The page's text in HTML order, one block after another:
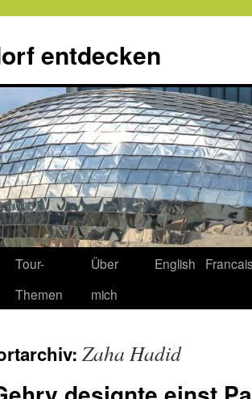
entdecken
Tour-
Themen
Über
mich
English
Zaha Hadid